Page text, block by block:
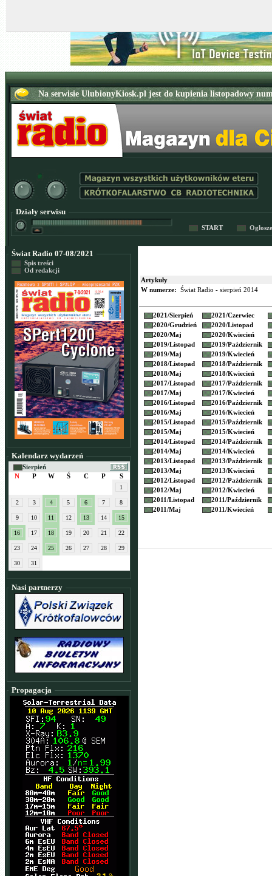
Działy serwisu
START
Świat Radio 07-08/2021
Spis treści
Od redakcji
Kalendarz wydarzeń
Sierpień
N
P W Ś C P S
1
2 3 4 5 6 7 8
9 10 11 12 13 14 15
16 17 18 19 20 21 22
23 24 25 26 27 28 29
30 31
Nasi partnerzy
Propagacja
Artykuły
W numerze: Świat Radio - sierpień 2014
2021/Sierpień 2021/Czerwiec
2020/Grudzień 2020/Listopad
2020/Maj 2020/Kwiecień
2019/Listopad 2019/Październik
2019/Maj 2019/Kwiecień
2018/Listopad 2018/Październik
2018/Maj 2018/Kwiecień
2017/Listopad 2017/Październik
2017/Maj 2017/Kwiecień
2016/Listopad 2016/Październik
2016/Maj 2016/Kwiecień
2015/Listopad 2015/Październik
2015/Maj 2015/Kwiecień
2014/Listopad 2014/Październik
2014/Maj 2014/Kwiecień
2013/Listopad 2013/Październik
2013/Maj 2013/Kwiecień
2012/Listopad 2012/Październik
2012/Maj 2012/Kwiecień
2011/Listopad 2011/Październik
2011/Maj 2011/Kwiecień